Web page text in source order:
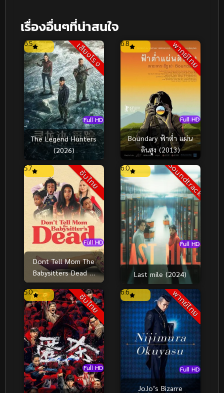
เรื่องอื่นๆที่น่าสนใจ
เสียงโรง
Full HD
6.5
The Legend Hunters
(2026)
พากย์ไทย
Full HD
6.8
Boundary ฟ้าต่ำ แผ่น
ดินสูง (2013)
ซับไทย
Full HD
5.7
Dont Tell Mom The
Babysitters Dead พี่
เลี้ยงไม่อยู่ พวกหนูทำไงดี
(2024)
Soundtrack
Full HD
6.0
Last mile (2024)
ซับไทย
Full HD
5.0 พากย์ไทย
Full HD
6.6
JoJo’s Bizarre